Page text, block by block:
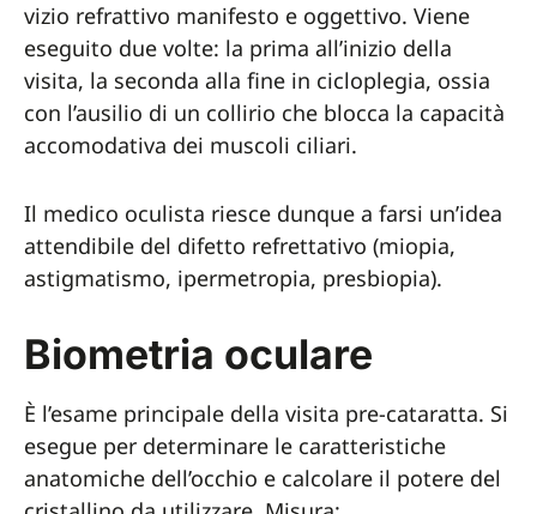
vizio refrattivo manifesto e oggettivo. Viene
eseguito due volte: la prima all’inizio della
visita, la seconda alla fine in cicloplegia, ossia
con l’ausilio di un collirio che blocca la capacità
accomodativa dei muscoli ciliari.
Il medico oculista riesce dunque a farsi un’idea
attendibile del difetto refrettativo (miopia,
astigmatismo, ipermetropia, presbiopia).
Biometria oculare
È l’esame principale della visita pre-cataratta. Si
esegue per determinare le caratteristiche
anatomiche dell’occhio e calcolare il potere del